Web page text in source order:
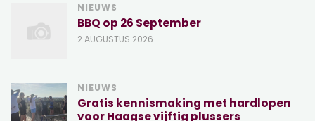
NIEUWS
BBQ op 26 September
2 AUGUSTUS 2026
NIEUWS
Gratis kennismaking met hardlopen
voor Haagse vijftig plussers